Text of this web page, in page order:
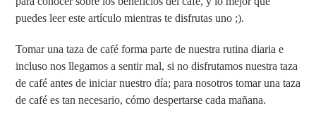
puedes leer este artículo mientras te disfrutas uno ;).
Tomar una taza de café forma parte de nuestra rutina diaria e
incluso nos llegamos a sentir mal, si no disfrutamos nuestra taza
de café antes de iniciar nuestro día; para nosotros tomar una taza
de café es tan necesario, cómo despertarse cada mañana.